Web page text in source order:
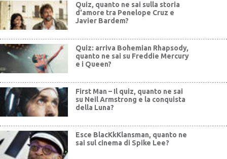
Quiz, quanto ne sai sulla storia
d'amore tra Penelope Cruz e
Javier Bardem?
Quiz: arriva Bohemian Rhapsody,
quanto ne sai su Freddie Mercury
e i Queen?
First Man – Il quiz, quanto ne sai
su Neil Armstrong e la conquista
della Luna?
Esce BlacKkKlansman, quanto ne
sai sul cinema di Spike Lee?